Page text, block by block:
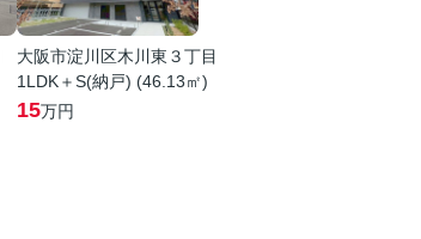
大阪市淀川区木川東３丁目
1LDK＋S(納戸) (46.13㎡)
15万円